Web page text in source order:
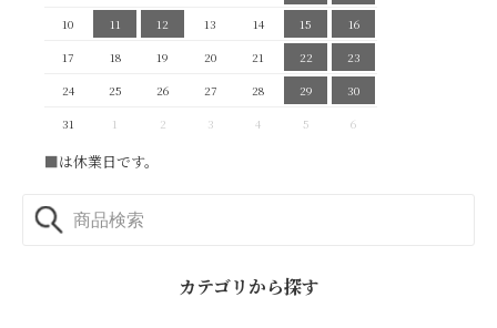
10
11 12 13 14 15
16
17
18 19 20 21 22
23
24
25 26 27 28 29
30
31
1 2 3 4 5 6
■は休業日です。
カテゴリから探す